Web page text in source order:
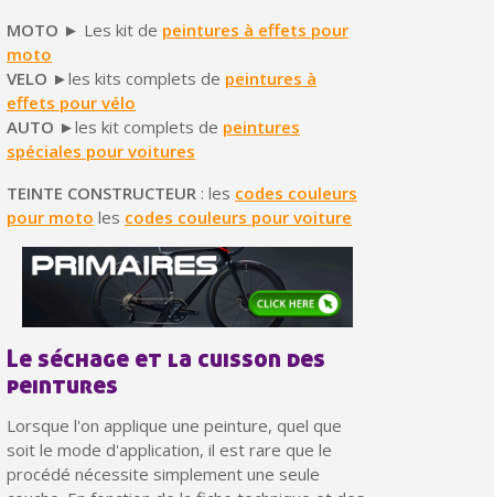
Gagnez des points de fidélité à chaque commande
Livraison sous 24 h en France Métropolitaine
Réduction de 5€ sur la première commande
10€ de bon d'achat pour chaque parrainage
Inscription à la newsletter : 5€ de réduction
Livraison sous 24 h en France Métropolitaine
Livraison offerte en France métropolitaine pour 250€ d'achats
Votre devis en ligne en moins d'1 minute
Partagez vos créations et obtenez des bons d'achat
MOTO ► Les kit de peintures à effets pour
moto
VELO ►les kits complets de peintures à
effets pour vélo
AUTO ►les kit complets de peintures
spéciales pour voitures
TEINTE CONSTRUCTEUR : les codes couleurs
pour moto les codes couleurs pour voiture
Le séchage et la cuisson des
peintures
Lorsque l'on applique une peinture, quel que
soit le mode d'application, il est rare que le
procédé nécessite simplement une seule